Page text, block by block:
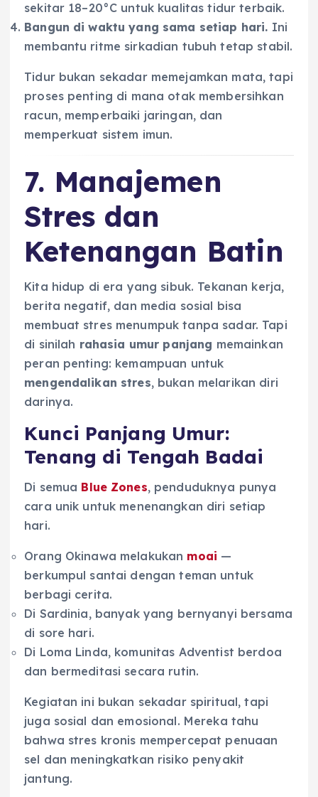
sekitar 18–20°C untuk kualitas tidur terbaik.
Bangun di waktu yang sama setiap hari. Ini
membantu ritme sirkadian tubuh tetap stabil.
Tidur bukan sekadar memejamkan mata, tapi
proses penting di mana otak membersihkan
racun, memperbaiki jaringan, dan
memperkuat sistem imun.
7. Manajemen
Stres dan
Ketenangan Batin
Kita hidup di era yang sibuk. Tekanan kerja,
berita negatif, dan media sosial bisa
membuat stres menumpuk tanpa sadar. Tapi
di sinilah rahasia umur panjang memainkan
peran penting: kemampuan untuk
mengendalikan stres, bukan melarikan diri
darinya.
Kunci Panjang Umur:
Tenang di Tengah Badai
Di semua Blue Zones, penduduknya punya
cara unik untuk menenangkan diri setiap
hari.
Orang Okinawa melakukan moai —
berkumpul santai dengan teman untuk
berbagi cerita.
Di Sardinia, banyak yang bernyanyi bersama
di sore hari.
Di Loma Linda, komunitas Adventist berdoa
dan bermeditasi secara rutin.
Kegiatan ini bukan sekadar spiritual, tapi
juga sosial dan emosional. Mereka tahu
bahwa stres kronis mempercepat penuaan
sel dan meningkatkan risiko penyakit
jantung.